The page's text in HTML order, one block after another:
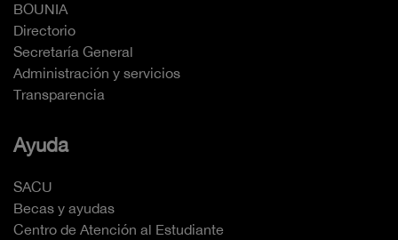
BOUNIA
Directorio
Secretaría General
Administración y servicios
Transparencia
Ayuda
SACU
Becas y ayudas
Centro de Atención al Estudiante